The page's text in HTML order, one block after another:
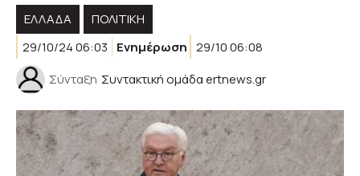
ΕΛΛΑΔΑ
ΠΟΛΙΤΙΚΉ
29/10/24 06:03
Ενημέρωση 29/10 06:08
Σύνταξη Συντακτική ομάδα ertnews.gr